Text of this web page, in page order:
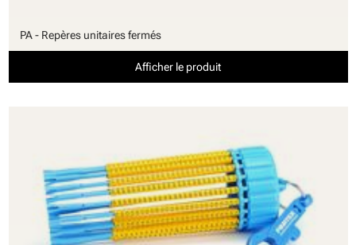
PA - Repères unitaires fermés
Afficher le produit